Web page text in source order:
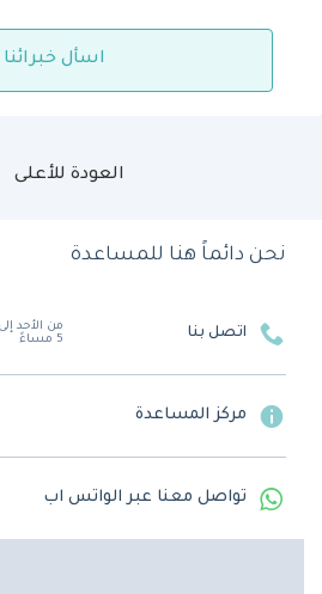
اسأل خبرائنا
العودة للأعلى
نحن دائماً هنا للمساعدة
اتصل بنا
5 مساءً
مركز المساعدة
تواصل معنا عبر الواتس اب